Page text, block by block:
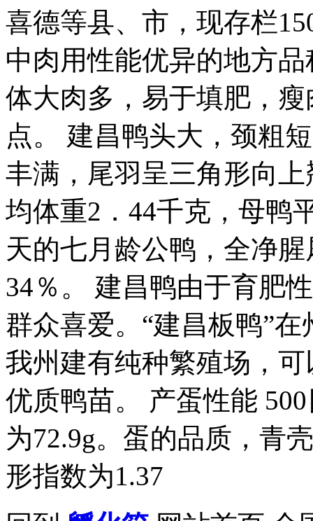
喜德等县、市，现存栏
中肉用性能优异的地方
体大肉多，易于填肥，
点。 建昌鸭头大，颈粗
丰满，尾羽呈三角形向
均体重2．44千克，母鸭
天的七月龄公鸭，全净
34％。 建昌鸭由于育肥
群众喜爱。“建昌板鸭”
我州建有纯种繁殖场，
优质鸭苗。 产蛋性能
为72.9g。蛋的品质，青
形指数为1.37